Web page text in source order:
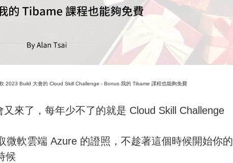
2023 Build 大會的 Cloud Skill Challenge - Bonus 我的 Tibame 課程也能夠免費
來了，每年少不了的就是 Cloud Skill Challenge
微軟雲端 Azure 的證照，不趁著這個時候開始你的
候